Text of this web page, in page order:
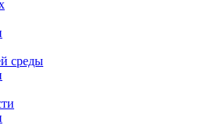
среды